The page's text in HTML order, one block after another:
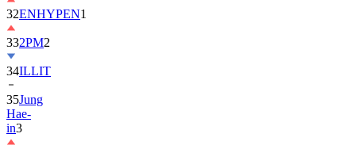
32ENHYPEN1
332PM2
34ILLIT
35Jung
Hae-
in3